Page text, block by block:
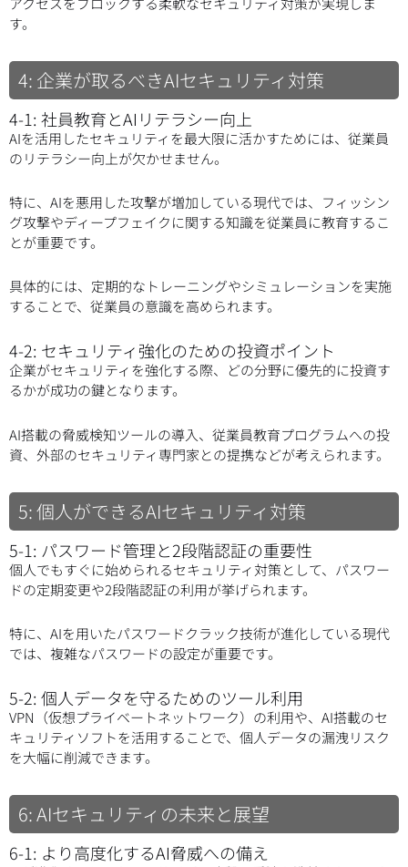
す。
4: 企業が取るべきAIセキュリティ対策
4-1: 社員教育とAIリテラシー向上
AIを活用したセキュリティを最大限に活かすためには、従業員
のリテラシー向上が欠かせません。
特に、AIを悪用した攻撃が増加している現代では、フィッシン
グ攻撃やディープフェイクに関する知識を従業員に教育するこ
とが重要です。
具体的には、定期的なトレーニングやシミュレーションを実施
することで、従業員の意識を高められます。
4-2: セキュリティ強化のための投資ポイント
企業がセキュリティを強化する際、どの分野に優先的に投資す
るかが成功の鍵となります。
AI搭載の脅威検知ツールの導入、従業員教育プログラムへの投
資、外部のセキュリティ専門家との提携などが考えられます。
5: 個人ができるAIセキュリティ対策
5-1: パスワード管理と2段階認証の重要性
個人でもすぐに始められるセキュリティ対策として、パスワー
ドの定期変更や2段階認証の利用が挙げられます。
特に、AIを用いたパスワードクラック技術が進化している現代
では、複雑なパスワードの設定が重要です。
5-2: 個人データを守るためのツール利用
VPN（仮想プライベートネットワーク）の利用や、AI搭載のセ
キュリティソフトを活用することで、個人データの漏洩リスク
を大幅に削減できます。
6: AIセキュリティの未来と展望
6-1: より高度化するAI脅威への備え